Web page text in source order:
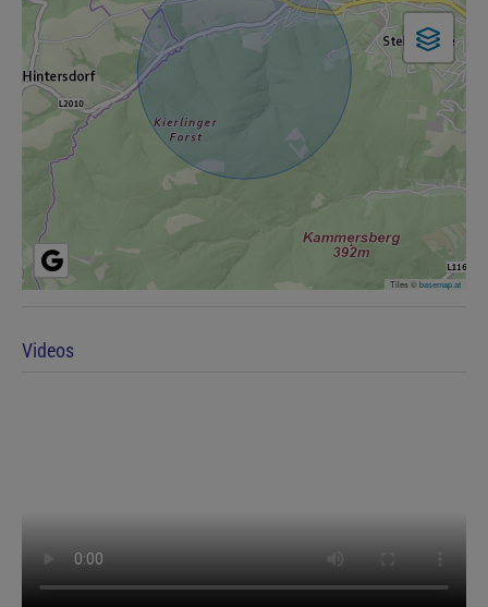
Tiles ©basemap.at
Videos